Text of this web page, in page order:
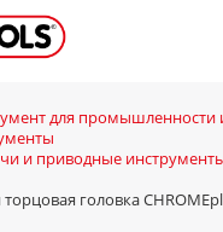
для промышленности
и приводные
головка